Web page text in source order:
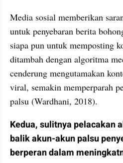
Media sosial memberikan
untuk penyebaran berita
siapa pun untuk memposting
ditambah dengan algoritma
cenderung mengutamakan
viral, semakin memperparah
palsu (Wardhani, 2018).
Kedua, sulitnya pelacakan
balik akun-akun palsu
berperan dalam